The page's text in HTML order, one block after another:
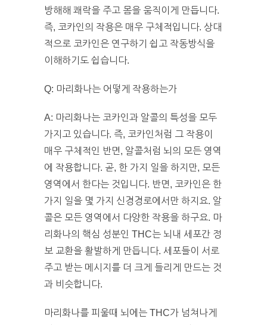
방해해 쾌락을 주고 몸을 움직이게 만듭니다.
즉, 코카인의 작용은 매우 구체적입니다. 상대
적으로 코카인은 연구하기 쉽고 작동방식을
이해하기도 쉽습니다.
Q: 마리화나는 어떻게 작용하는가
A: 마리화나는 코카인과 알콜의 특성을 모두
가지고 있습니다. 즉, 코카인처럼 그 작용이
매우 구체적인 반면, 알콜처럼 뇌의 모든 영역
에 작용합니다. 곧, 한 가지 일을 하지만, 모든
영역에서 한다는 것입니다. 반면, 코카인은 한
가지 일을 몇 가지 신경경로에서만 하지요. 알
콜은 모든 영역에서 다양한 작용을 하구요. 마
리화나의 핵심 성분인 THC는 뇌내 세포간 정
보 교환을 활발하게 만듭니다. 세포들이 서로
주고 받는 메시지를 더 크게 들리게 만드는 것
과 비슷합니다.
마리화나를 피울때 뇌에는 THC가 넘쳐나게